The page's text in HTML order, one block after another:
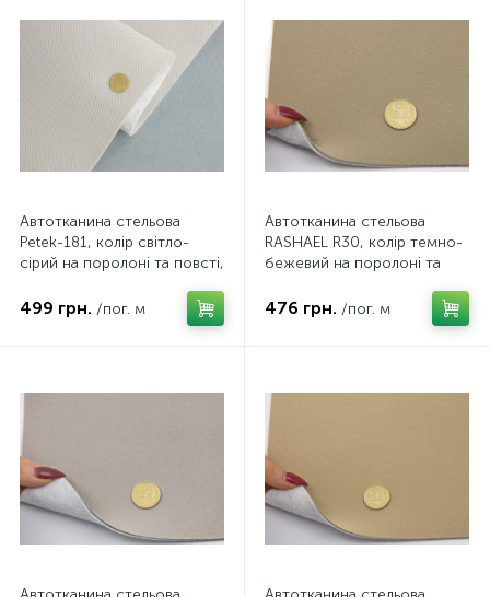
Автотканина стельова
Petek-181, колір світло-
сірий на поролоні та повсті,
168см, Туреччина
499 грн. /пог. м
Автотканина стельова
RASHAEL R30, колір темно-
бежевий на поролоні та
ширина 167см, Туреччина
476 грн. /пог. м